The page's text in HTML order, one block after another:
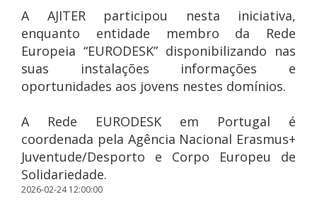
A AJITER participou nesta iniciativa,
enquanto entidade membro da Rede
Europeia “EURODESK” disponibilizando nas
suas instalações informações e
oportunidades aos jovens nestes domínios.
A Rede EURODESK em Portugal é
coordenada pela Agência Nacional Erasmus+
Juventude/Desporto e Corpo Europeu de
Solidariedade.
2026-02-24 12:00:00